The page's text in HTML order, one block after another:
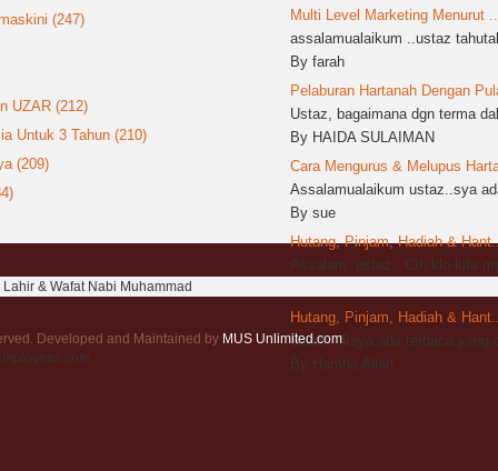
(247)
UZAR (212)
Untuk 3 Tahun (210)
(209)
Multi Level Marketing Menurut
assalamualaikum ..ustaz
By farah
Pelaburan Hartanah Dengan
Ustaz, bagaimana dgn terma
By HAIDA SULAIMAN
Cara Mengurus & Melupus
Assalamualaikum ustaz..sya
By sue
Hutang, Pinjam, Hadiah &
Assalam..ustaz.. Cth klo kita
Hutang, Pinjam, Hadiah &
Salam. Saya ada terbaca yang
By Hamba Allah
Lahir & Wafat Nabi Muhammad
Developed and Maintained by MUS Unlimited.com.